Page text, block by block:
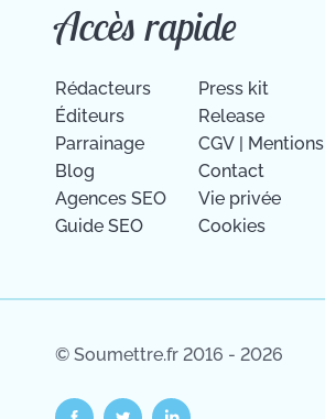
Accès rapide
Rédacteurs
Éditeurs
Parrainage
Blog
Agences SEO
Guide SEO
Press kit
Release
CGV
Mentions
Contact
Vie privée
Cookies
© Soumettre.fr 2016 - 2026